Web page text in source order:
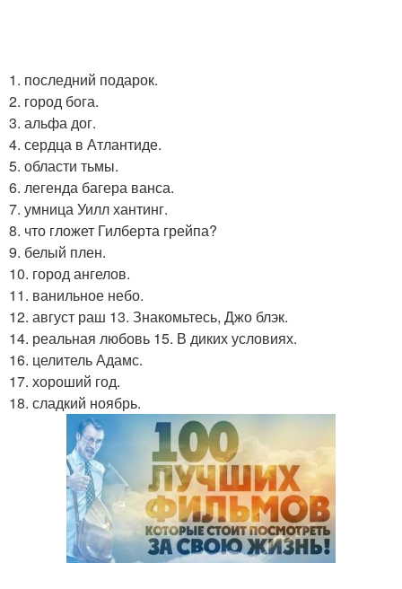
1. последний подарок.
2. город бога.
3. альфа дог.
4. сердца в Атлантиде.
5. области тьмы.
6. легенда багера ванса.
7. умница Уилл хантинг.
8. что гложет Гилберта грейпа?
9. белый плен.
10. город ангелов.
11. ванильное небо.
12. август раш 13. Знакомьтесь, Джо блэк.
14. реальная любовь 15. В диких условиях.
16. целитель Адамс.
17. хороший год.
18. сладкий ноябрь.